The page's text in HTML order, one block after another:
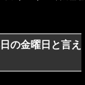
の金曜日と言え